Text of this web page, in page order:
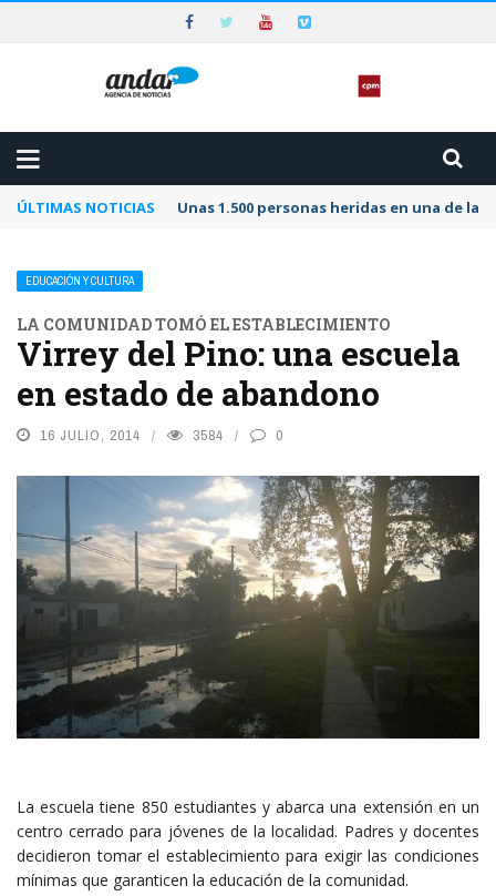
ÚLTIMAS NOTICIAS Unas 1.500 personas heridas en una de
EDUCACIÓN Y CULTURA
LA COMUNIDAD TOMÓ EL ESTABLECIMIENTO
Virrey del Pino: una escuela
en estado de abandono
16 JULIO, 2014 3584 0
La escuela tiene 850 estudiantes y abarca una extensión en un
centro cerrado para jóvenes de la localidad. Padres y docentes
decidieron tomar el establecimiento para exigir las condiciones
mínimas que garanticen la educación de la comunidad.